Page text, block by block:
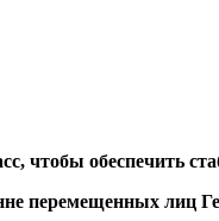
чтобы обеспечить
перемещенных лиц